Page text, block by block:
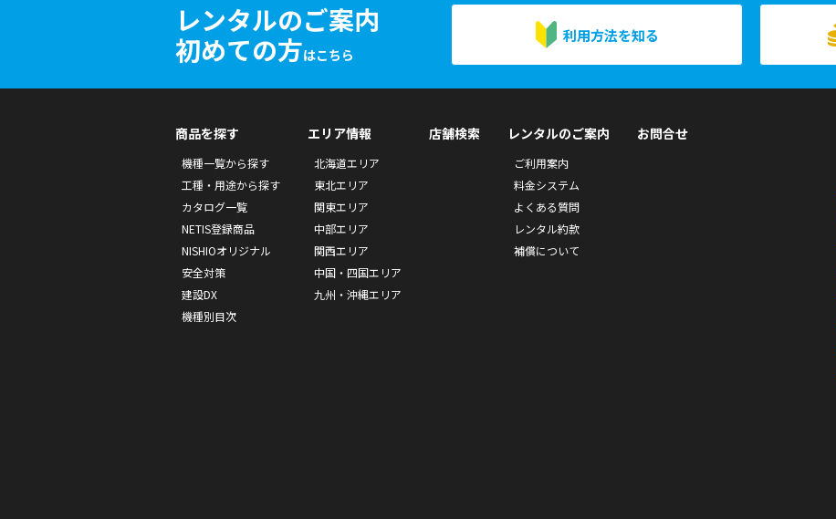
レンタルのご案内
初めての方はこちら
利用方法を知る
商品を探す
機種一覧から探す
工種・用途から探す
カタログ一覧
NETIS登録商品
NISHIOオリジナル
安全対策
建設DX
機種別目次
エリア情報
北海道エリア
東北エリア
関東エリア
中部エリア
関西エリア
中国・四国エリア
九州・沖縄エリア
店舗検索 レンタルのご案内
ご利用案内
料金システム
よくある質問
レンタル約款
補償について
お問合せ